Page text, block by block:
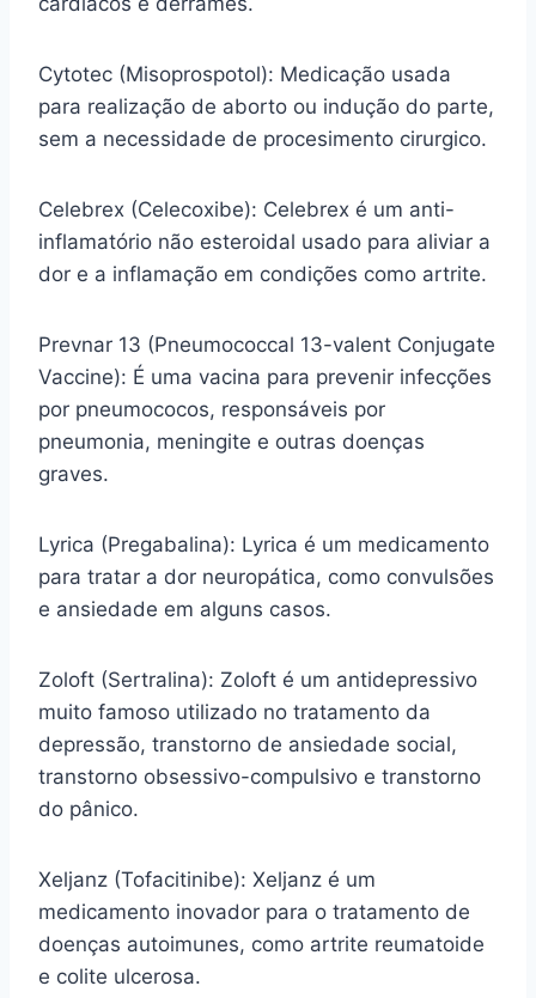
Cytotec (Misoprospotol): Medicação usada
para realização de aborto ou indução do parte,
sem a necessidade de procesimento cirurgico.
Celebrex (Celecoxibe): Celebrex é um anti-
inflamatório não esteroidal usado para aliviar a
dor e a inflamação em condições como artrite.
Prevnar 13 (Pneumococcal 13-valent Conjugate
Vaccine): É uma vacina para prevenir infecções
por pneumococos, responsáveis por
pneumonia, meningite e outras doenças
graves.
Lyrica (Pregabalina): Lyrica é um medicamento
para tratar a dor neuropática, como convulsões
e ansiedade em alguns casos.
Zoloft (Sertralina): Zoloft é um antidepressivo
muito famoso utilizado no tratamento da
depressão, transtorno de ansiedade social,
transtorno obsessivo-compulsivo e transtorno
do pânico.
Xeljanz (Tofacitinibe): Xeljanz é um
medicamento inovador para o tratamento de
doenças autoimunes, como artrite reumatoide
e colite ulcerosa.